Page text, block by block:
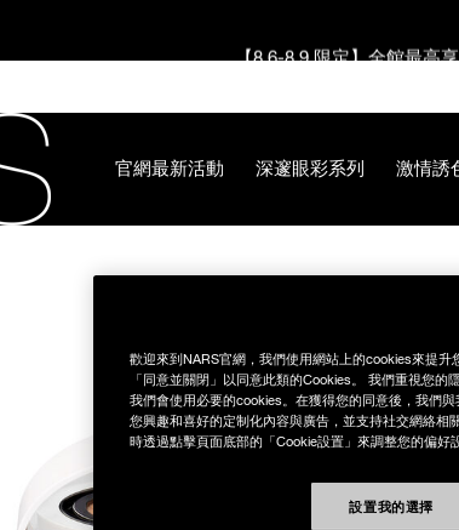
【8.6-8.9 限定】全館最高
【8/3-8/10限定】限時輸碼
官網最新活動 深邃眼彩系列 激情誘
歡迎來到NARS官網，我們使用網站上的cookies來提
「同意並關閉」以同意此類的Cookies。 我們重視您的
我們會使用必要的cookies。在獲得您的同意後，我們
您興趣和喜好的定制化內容與廣告，並支持社交網絡相
時透過點擊頁面底部的「Cookie設置」來調整您的偏好
設置我的選擇